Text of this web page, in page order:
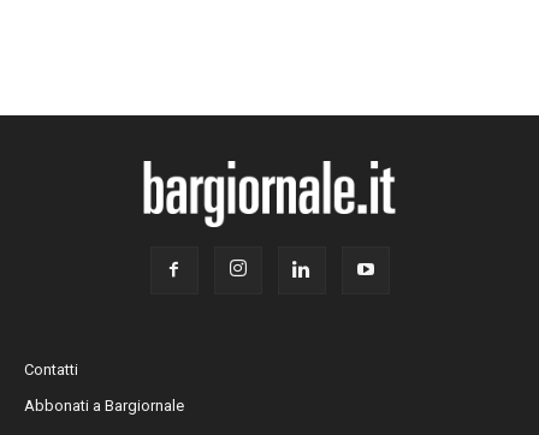
Contatti
Abbonati a Bargiornale